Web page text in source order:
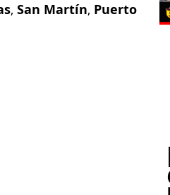
, San Martín, Puerto